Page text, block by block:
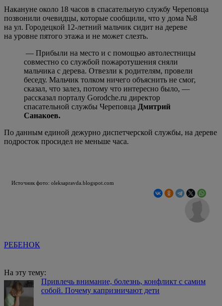
Накануне около 18 часов в спасательную службу Череповца
позвонили очевидцы, которые сообщили, что у дома №8
на ул. Городецкой 12-летний мальчик сидит на дереве
на уровне пятого этажа и не может слезть.
— Прибыли на место и с помощью автолестницы
совместно со службой пожаротушения сняли
мальчика с дерева. Отвезли к родителям, провели
беседу. Мальчик толком ничего объяснить не смог,
сказал, что залез, потому что интересно было, —
рассказал порталу Gorodche.ru директор
спасательной службы Череповца Дмитрий
Санакоев.
По данным единой дежурно диспетчерской службы, на дереве
подросток просидел не меньше часа.
Источник фото: oleksapravda.blogspot.com
РЕБЕНОК
На эту тему:
Привлечь внимание, болезнь, конфликт с самим
собой. Почему капризничают дети